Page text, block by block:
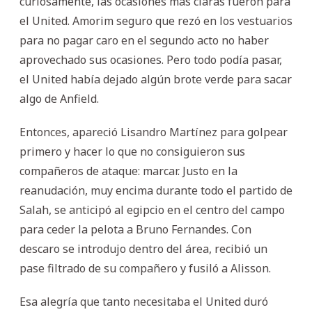
el United. Amorim seguro que rezó en los vestuarios
para no pagar caro en el segundo acto no haber
aprovechado sus ocasiones. Pero todo podía pasar,
el United había dejado algún brote verde para sacar
algo de Anfield.
Entonces, apareció Lisandro Martínez para golpear
primero y hacer lo que no consiguieron sus
compañeros de ataque: marcar. Justo en la
reanudación, muy encima durante todo el partido de
Salah, se anticipó al egipcio en el centro del campo
para ceder la pelota a Bruno Fernandes. Con
descaro se introdujo dentro del área, recibió un
pase filtrado de su compañero y fusiló a Alisson.
Esa alegría que tanto necesitaba el United duró